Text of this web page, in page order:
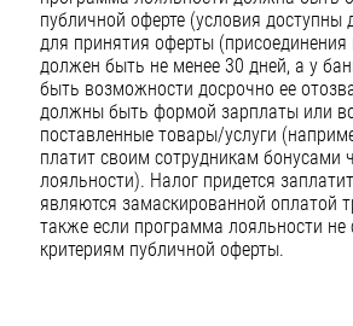
публичной оферте (условия доступны
для принятия оферты
должен быть не менее 30 дней, а у
быть возможности досрочно ее
должны быть формой зарплаты или
поставленные товары/услуги
платит своим сотрудникам бонусами
лояльности). Налог придется
являются замаскированной оплатой
также если программа лояльности не
критериям публичной оферты.